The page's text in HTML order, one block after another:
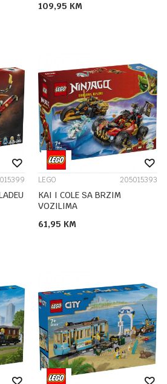
109,95 KM
LEGO 205015393
KAI I COLE SA BRZIM
VOZILIMA
61,95 KM